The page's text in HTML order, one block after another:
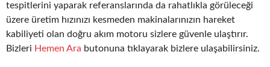
tespitlerini yaparak referanslarında da rahatlıkla görüleceği
üzere üretim hızınızı kesmeden makinalarınızın hareket
kabiliyeti olan doğru akım motoru sizlere güvenle ulaştırır.
Bizleri Hemen Ara butonuna tıklayarak bizlere ulaşabilirsiniz.